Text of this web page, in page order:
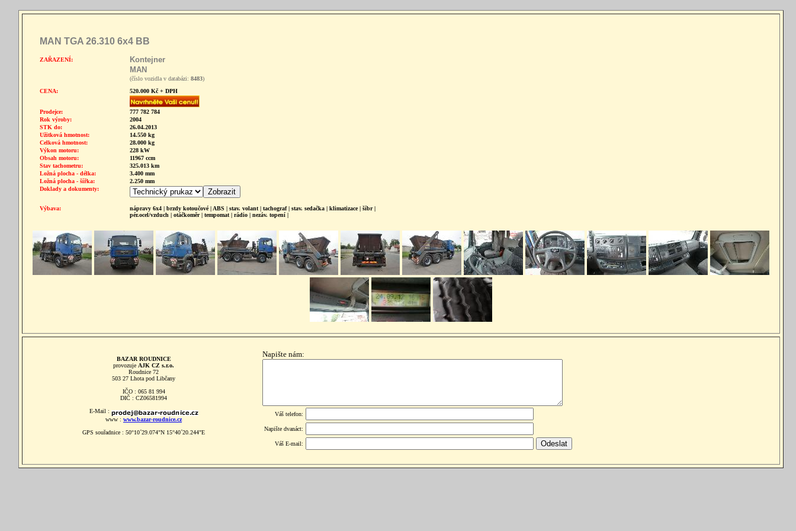
MAN TGA 26.310 6x4 BB
ZAŘAZENÍ:
Kontejner
MAN
(číslo vozidla v databázi: 8483)
CENA:
520.000 Kč + DPH
Prodejce:
777 782 784
Rok výroby:
2004
STK do:
26.04.2013
Užitková hmotnost:
14.550 kg
Celková hmotnost:
28.000 kg
Výkon motoru:
228 kW
Obsah motoru:
11967 ccm
Stav tachometru:
325.013 km
Ložná plocha - délka:
3.400 mm
Ložná plocha - šířka:
2.250 mm
Doklady a dokumenty:
Výbava:
nápravy 6x4 | brzdy kotoučové | ABS | stav. volant | tachograf | stav. sedačka | klimatizace | šíbr |
pér.ocel/vzduch | otáčkoměr | tempomat | rádio | nezáv. topení |
BAZAR ROUDNICE
provozuje AJK CZ s.r.o.
Roudnice 72
503 27 Lhota pod Libčany
IČO : 065 81 994
DIČ : CZ06581994
E-Mail :
www : www.bazar-roudnice.cz
GPS souřadnice : 50°10´29.074"N 15°40´20.244"E
Napište nám:
Váš telefon:
Napište dvanáct:
Váš E-mail: